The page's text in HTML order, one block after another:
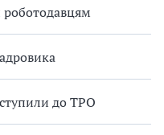
роботодавцям
до ТРО